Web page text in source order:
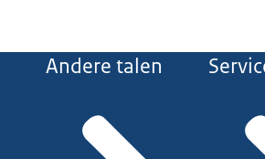
Andere talen